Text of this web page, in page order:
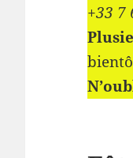
+33 7